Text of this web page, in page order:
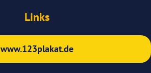
Links
www.123plakat.de